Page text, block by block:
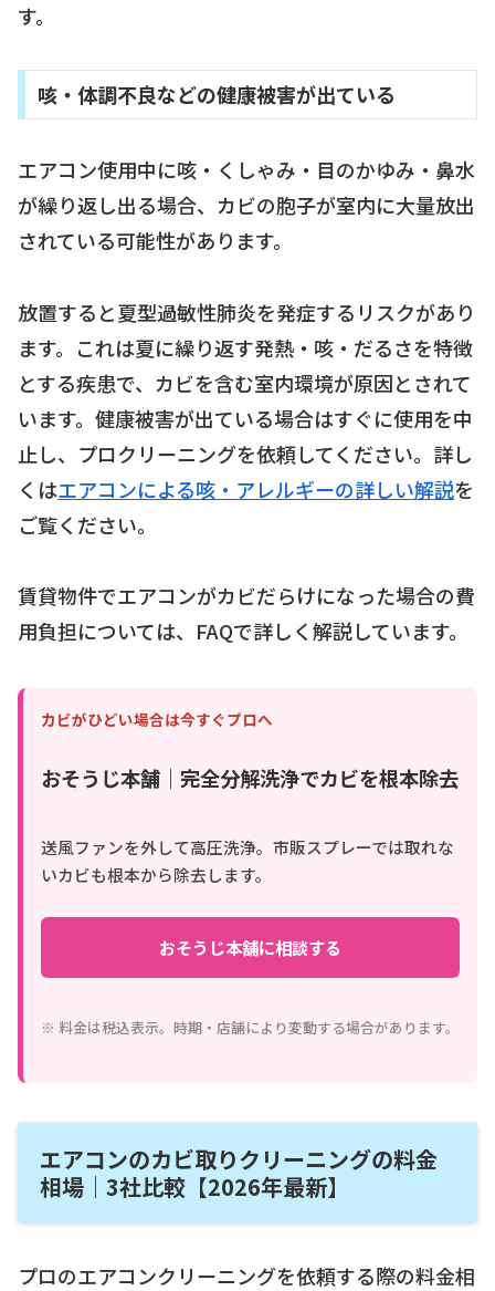
す。
咳・体調不良などの健康被害が出ている
エアコン使用中に咳・くしゃみ・目のかゆみ・鼻水
が繰り返し出る場合、カビの胞子が室内に大量放出
されている可能性があります。
放置すると夏型過敏性肺炎を発症するリスクがあり
ます。これは夏に繰り返す発熱・咳・だるさを特徴
とする疾患で、カビを含む室内環境が原因とされて
います。健康被害が出ている場合はすぐに使用を中
止し、プロクリーニングを依頼してください。詳し
くはエアコンによる咳・アレルギーの詳しい解説を
ご覧ください。
賃貸物件でエアコンがカビだらけになった場合の費
用負担については、FAQで詳しく解説しています。
カビがひどい場合は今すぐプロへ
おそうじ本舗｜完全分解洗浄でカビを根本除去
送風ファンを外して高圧洗浄。市販スプレーでは取れな
いカビも根本から除去します。
おそうじ本舗に相談する
※ 料金は税込表示。時期・店舗により変動する場合があります。
エアコンのカビ取りクリーニングの料金
相場｜3社比較【2026年最新】
プロのエアコンクリーニングを依頼する際の料金相